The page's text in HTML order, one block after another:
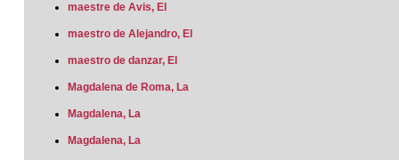
maestre de Avis, El
maestro de Alejandro, El
maestro de danzar, El
Magdalena de Roma, La
Magdalena, La
Magdalena, La